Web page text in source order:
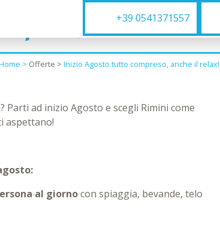
+39 0541371557
anche il relax!
> Offerte > Inizio Agosto tutto compreso, anche il relax!
ad inizio Agosto e scegli Rimini come
aspettano!
al giornocon spiaggia, bevande, telo